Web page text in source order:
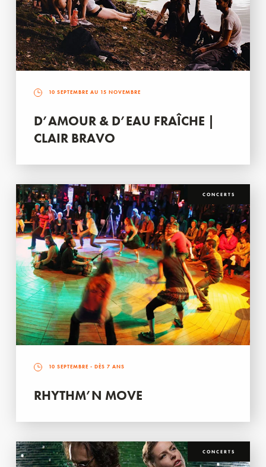
10 SEPTEMBRE AU 15 NOVEMBRE
D’AMOUR & D’EAU FRAÎCHE |
CLAIR BRAVO
CONCERTS
10 SEPTEMBRE - DÈS 7 ANS
RHYTHM’N MOVE
CONCERTS